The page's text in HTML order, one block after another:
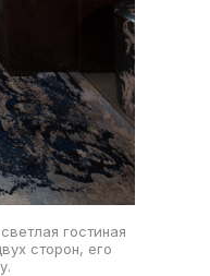
гостиная
сторон, его